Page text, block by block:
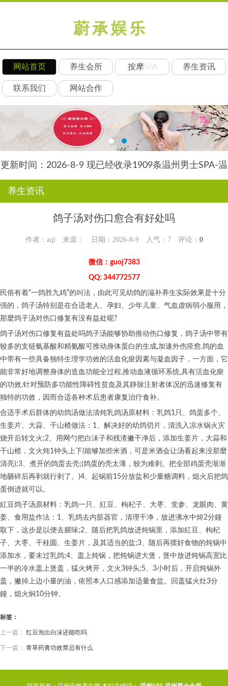
网站首页 养生会所 按摩SPA 养生资讯
联系我们 网站合作
更新时间：2026-8-9 现已经收录1909条温州男士SPA-温
养生资讯
鸽子汤对伤口愈合有好处吗
作者：aqi 来源： 日期：2026-8-9 人气： 7评论： 0
微信：guoj7383
QQ: 344772577
民俗有着“一鸽胜九鸡”的叫法，由此可见幼鸽的滋补养生实际效果是十分
强的，鸽子汤特别是在合适老人、孕妇、少年儿童、气血虚病弱小服用，
那麼鸽子汤对伤口修复有没有益处呢?
鸽子汤对伤口修复有益处吗鸽子汤能够协助推动伤口修复，鸽子汤中带有
较多的支链氨基酸和精氨酸可推动身体蛋白的生成,加速外伤痊愈.鸽的血
中带有一些具备独特生理学功效的活血化瘀因素与凝血因子，一方面，它
能非常好地调整身体的造血功能全过程,推动血液循环系统,具有活血化瘀
的功效,针对预防多功能性障碍性贫血及其静脉注射者体况的迅速修复有
独特的功效，因而合适各种术后患者康复治疗食补。
合适手术后群体的幼鸽汤做法清炖乳鸽汤原材料：乳鸽1只、鸽蛋多个、
生姜片、大蒜、干山楂做法：1、解决好的幼鸽切片，清洗入凉水锅火灾
烧开后转文火;2、用网勺把白沫子和残渣撇干净后，添加生姜片，大蒜和
干山楂，文火炖1钟头上下(能够加些米酒，可是米酒会让汤看起来没那麼
清亮);3、煮开的鸽蛋去壳;(鸽蛋的壳太薄，较为难剥。把全部鸡蛋壳渐渐
地砸碎后再剥就行剥了。)4、起锅前15分放盐和少量糖调料，熄火后把鸽
蛋倒进就可以。
紅豆鸽子汤原材料：乳鸽一只、紅豆、枸杞子、大枣、党参、龙眼肉、黄
姜、食用盐作法：1、乳鸽去内脏器官，清理干净，放进沸水中焯2分鐘
取下，这步是以便去腥味;2、随后把乳鸽放进炖锅里，添加紅豆、枸杞
子、大枣、干桂圆、生姜片，及其适当的盐;3、随后再摆好食物的炖锅中
添加水，要未过乳鸽;4、盖上炖锅，把炖锅进大煲，煲中放进炖锅高宽比
一半的冷水盖上煲盖，猛火烤开，文火3钟头;5、3小时后，开启炖锅外
盖，撇掉上边小量的油，依照本人口感添加适量食盐。回盖猛火灶3分
鐘，熄火焖10分钟。
标签：
上一篇： 红豆泡出白沫还能吃吗
下一篇： 青草药膏功效禁忌有什么